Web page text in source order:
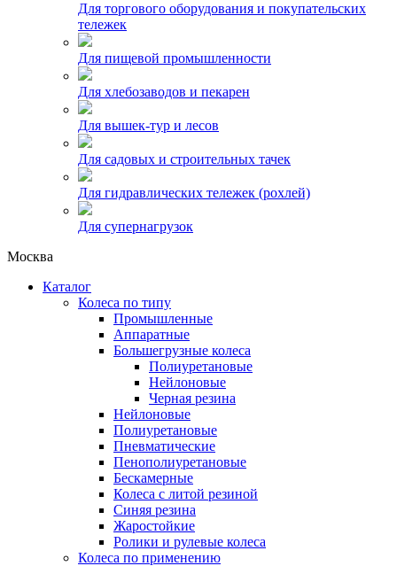
Для торгового оборудования и покупательских
тележек
Для пищевой промышленности
Для хлебозаводов и пекарен
Для вышек-тур и лесов
Для садовых и строительных тачек
Для гидравлических тележек (рохлей)
Для супернагрузок
Москва
Каталог
Колеса по типу
Промышленные
Аппаратные
Большегрузные колеса
Полиуретановые
Нейлоновые
Черная резина
Нейлоновые
Полиуретановые
Пневматические
Пенополиуретановые
Бескамерные
Колеса с литой резиной
Синяя резина
Жаростойкие
Ролики и рулевые колеса
Колеса по применению